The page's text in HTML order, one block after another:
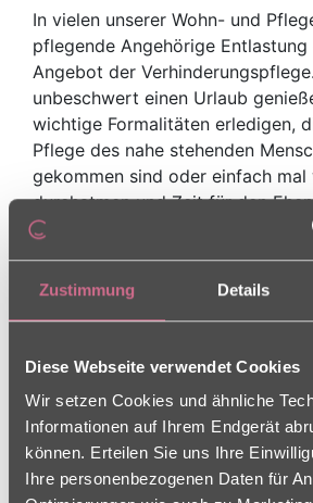
Zustimmung Details
Diese Webseite verwendet Cookies
Wir setzen Cookies und ähnliche
Informationen auf Ihrem Endgerät
können. Erteilen Sie uns Ihre
Ihre personenbezogenen Daten für
In vielen unserer Wohn- und
pflegende Angehörige
Angebot der
unbeschwert einen Urlaub
wichtige Formalitäten erledigen,
Pflege des nahe stehenden
gekommen sind oder einfach mal
durchatmen und Zeit für den
Kinder haben.
spezielle Plätze für die
eingerichtet. Hier wird eine
Menschen für einige Wochen oder
sicherstellt. Pflegende
schöpfen mit dem guten Gefühl,
Mensch in dem ausgewählten
und Pflegezentren in liebevollen